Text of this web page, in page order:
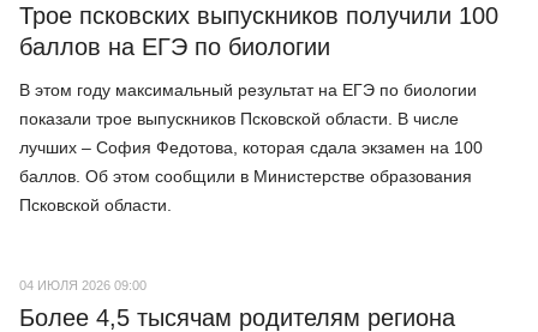
Трое псковских выпускников получили 100
баллов на ЕГЭ по биологии
В этом году максимальный результат на ЕГЭ по биологии
показали трое выпускников Псковской области. В числе
лучших – София Федотова, которая сдала экзамен на 100
баллов. Об этом сообщили в Министерстве образования
Псковской области.
04 ИЮЛЯ 2026 09:00
Более 4,5 тысячам родителям региона